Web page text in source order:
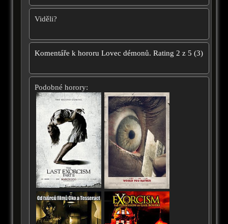
Viděli?
Komentáře k hororu Lovec démonů. Rating 2 z 5 (3)
Podobné horory: